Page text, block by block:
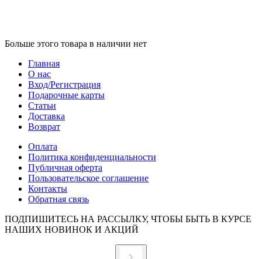
Больше этого товара в наличии нет
Главная
О нас
Вход/Регистрация
Подарочные карты
Статьи
Доставка
Возврат
Оплата
Политика конфиденциальности
Публичная оферта
Пользовательское соглашение
Контакты
Обратная связь
ПОДПИШИТЕСЬ НА РАССЫЛКУ, ЧТОБЫ БЫТЬ В КУРСЕ
НАШИХ НОВИНОК И АКЦИЙ